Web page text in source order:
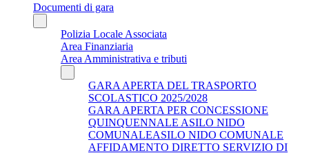
Documenti di gara
Polizia Locale Associata
Area Finanziaria
Area Amministrativa e tributi
GARA APERTA DEL TRASPORTO
SCOLASTICO 2025/2028
GARA APERTA PER CONCESSIONE
QUINQUENNALE ASILO NIDO
COMUNALEASILO NIDO COMUNALE
AFFIDAMENTO DIRETTO SERVIZIO DI